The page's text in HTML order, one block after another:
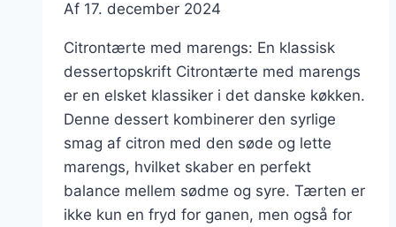
Af 17. december 2024
Citrontærte med marengs: En klassisk
dessertopskrift Citrontærte med marengs
er en elsket klassiker i det danske køkken.
Denne dessert kombinerer den syrlige
smag af citron med den søde og lette
marengs, hvilket skaber en perfekt
balance mellem sødme og syre. Tærten er
ikke kun en fryd for ganen, men også for